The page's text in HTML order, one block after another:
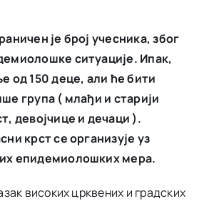
је број учесника, због
ситуације. Ипак,
од 150 деце, али ће бити
група ( млађи и старији
девојчице и дечаци ).
крст се организује уз
епидемиолошких мера.
високих црквених и градских